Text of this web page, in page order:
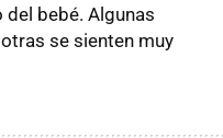
bebé. Algunas
se sienten muy